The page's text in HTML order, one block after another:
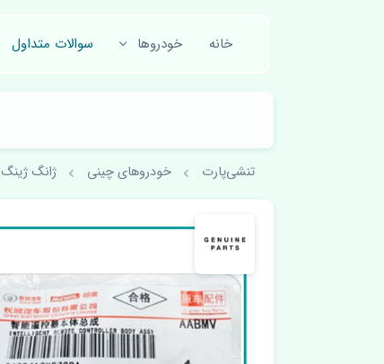
خانه خودروها سوالات متداول
تنشی‌پارت خودروهای چینی ژانگ ژینگ